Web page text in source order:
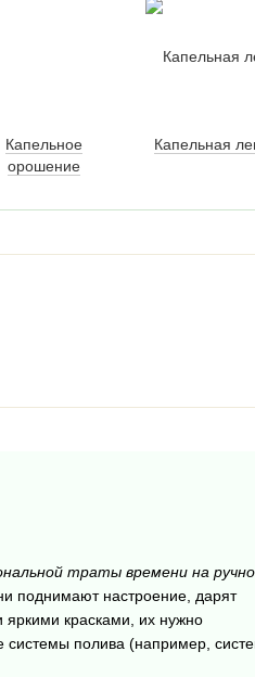
Капельное
орошение
Капельная
траты времени на
поднимают настроение, дарят
красками, их нужно
системы полива (например,